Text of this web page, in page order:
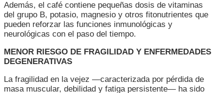
Además, el café contiene pequeñas dosis de vitaminas
del grupo B, potasio, magnesio y otros fitonutrientes que
pueden reforzar las funciones inmunológicas y
neurológicas con el paso del tiempo.
MENOR RIESGO DE FRAGILIDAD Y ENFERMEDADES
DEGENERATIVAS
La fragilidad en la vejez —caracterizada por pérdida de
masa muscular, debilidad y fatiga persistente— ha sido